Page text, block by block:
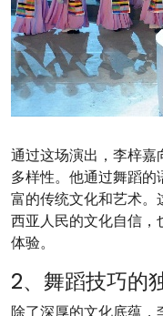
通过这场演出，李梓
多样性。他通过舞蹈
富的传统文化和艺术
西亚人民的文化自信
体验。
2、舞蹈技巧的